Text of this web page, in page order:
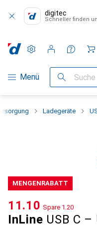
digitec
Schneller finden
Navigation nach Kategorien
Menü Suche
Einstellungen
Kundenkonto
Vergleichslisten
Merklisten
Warenkorb
Ladegeräte
MENGENRABATT
InLine USB C
CHF
11.10 Spare CHF
1.20